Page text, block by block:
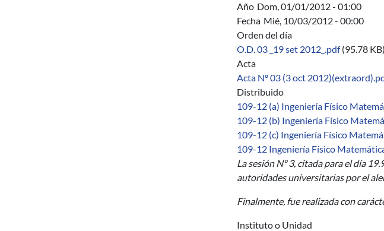
Año Dom, 01/01/2012 - 01:00
Fecha Mié, 10/03/2012 - 00:00
Orden del día
O.D. 03 _19 set 2012_.pdf (95.78 KB)
Acta
Acta Nº 03 (3 oct
Distribuido
109-12 (a) Ingeniería Físico
109-12 (b) Ingeniería Físico
109-12 (c) Ingeniería Físico
109-12 Ingeniería Físico
La sesión Nº 3, citada para el día
autoridades universitarias por el
Finalmente, fue realizada con
Instituto o Unidad